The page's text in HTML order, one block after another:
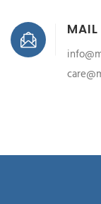
MAIL